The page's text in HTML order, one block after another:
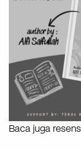
Baca juga